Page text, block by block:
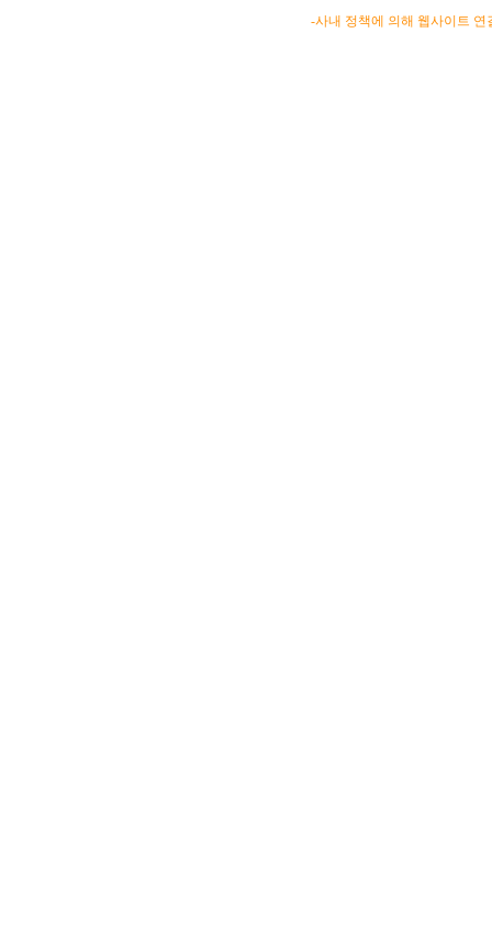
-사내 정책에 의해 웹사이트